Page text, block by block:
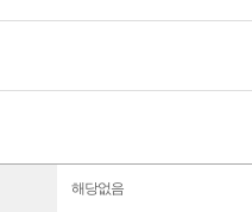
해당없음